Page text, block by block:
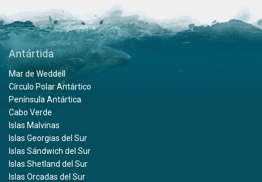
Antártida
Mar de Weddell
Círculo Polar Antártico
Península Antártica
Cabo Verde
Islas Malvinas
Islas Georgias del Sur
Islas Sándwich del Sur
Islas Shetland del Sur
Islas Orcadas del Sur